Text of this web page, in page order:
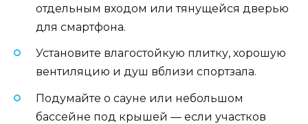
отдельным входом или тянущейся дверью
для смартфона.
Установите влагостойкую плитку, хорошую
вентиляцию и душ вблизи спортзала.
Подумайте о сауне или небольшом
бассейне под крышей — если участков